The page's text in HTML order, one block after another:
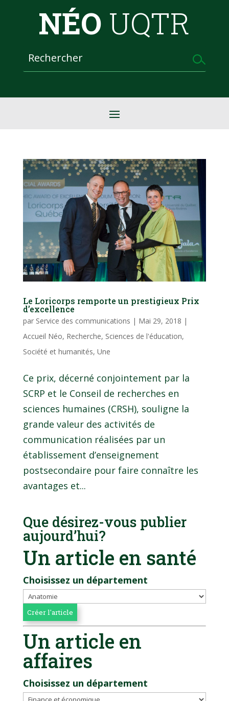
NÉO UQTR
Le Loricorps remporte un prestigieux Prix
d’excellence
par Service des communications | Mai 29, 2018 |
Accueil Néo, Recherche, Sciences de l'éducation,
Société et humanités, Une
Ce prix, décerné conjointement par la
SCRP et le Conseil de recherches en
sciences humaines (CRSH), souligne la
grande valeur des activités de
communication réalisées par un
établissement d’enseignement
postsecondaire pour faire connaître les
avantages et...
Que désirez-vous publier
aujourd’hui?
Un article en santé
Choisissez un département
Un article en
affaires
Choisissez un département